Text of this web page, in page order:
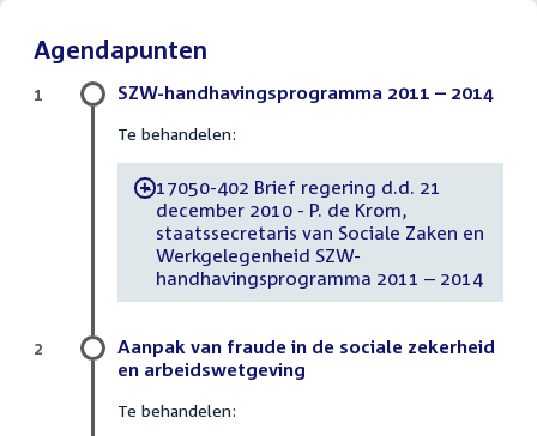
Agendapunten
SZW-handhavingsprogramma 2011 – 2014
Te behandelen:
-17050-402 Brief regering d.d. 21
december 2010 - P. de Krom,
staatssecretaris van Sociale Zaken en
Werkgelegenheid SZW-
handhavingsprogramma 2011 – 2014
1
Aanpak van fraude in de sociale zekerheid
en arbeidswetgeving
Te behandelen:
2